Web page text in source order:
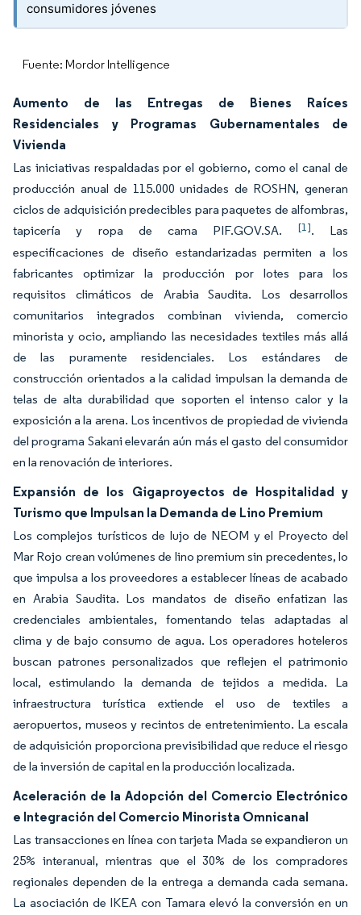
consumidores jóvenes
Fuente: Mordor Intelligence
Aumento de las Entregas de Bienes Raíces
Residenciales y Programas Gubernamentales de
Vivienda
Las iniciativas respaldadas por el gobierno, como el canal de
producción anual de 115.000 unidades de ROSHN, generan
ciclos de adquisición predecibles para paquetes de alfombras,
tapicería y ropa de cama PIF.GOV.SA. [1]. Las
especificaciones de diseño estandarizadas permiten a los
fabricantes optimizar la producción por lotes para los
requisitos climáticos de Arabia Saudita. Los desarrollos
comunitarios integrados combinan vivienda, comercio
minorista y ocio, ampliando las necesidades textiles más allá
de las puramente residenciales. Los estándares de
construcción orientados a la calidad impulsan la demanda de
telas de alta durabilidad que soporten el intenso calor y la
exposición a la arena. Los incentivos de propiedad de vivienda
del programa Sakani elevarán aún más el gasto del consumidor
en la renovación de interiores.
Expansión de los Gigaproyectos de Hospitalidad y
Turismo que Impulsan la Demanda de Lino Premium
Los complejos turísticos de lujo de NEOM y el Proyecto del
Mar Rojo crean volúmenes de lino premium sin precedentes, lo
que impulsa a los proveedores a establecer líneas de acabado
en Arabia Saudita. Los mandatos de diseño enfatizan las
credenciales ambientales, fomentando telas adaptadas al
clima y de bajo consumo de agua. Los operadores hoteleros
buscan patrones personalizados que reflejen el patrimonio
local, estimulando la demanda de tejidos a medida. La
infraestructura turística extiende el uso de textiles a
aeropuertos, museos y recintos de entretenimiento. La escala
de adquisición proporciona previsibilidad que reduce el riesgo
de la inversión de capital en la producción localizada.
Aceleración de la Adopción del Comercio Electrónico
e Integración del Comercio Minorista Omnicanal
Las transacciones en línea con tarjeta Mada se expandieron un
25% interanual, mientras que el 30% de los compradores
regionales dependen de la entrega a demanda cada semana.
La asociación de IKEA con Tamara elevó la conversión en un